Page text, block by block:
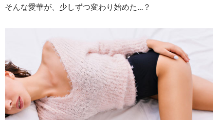
そんな愛華が、少しずつ変わり始めた...？